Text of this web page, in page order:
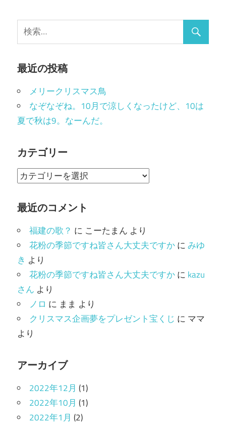
最近の投稿
メリークリスマス鳥
なぞなぞね。10月で涼しくなったけど、10は
夏で秋は9。なーんだ。
カテゴリー
カ
ゴ
ー
最近のコメント
福建の歌？ に こーたまん より
花粉の季節ですね皆さん大丈夫ですかにみゆ
き より
花粉の季節ですね皆さん大丈夫ですかに kazu
さん より
ノロ に まま より
クリスマス企画夢をプレゼント宝くじ に ママ
より
アーカイブ
2022年12月 (1)
2022年10月 (1)
2022年1月 (2)